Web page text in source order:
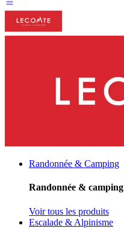
Randonnée & Camping
Randonnée & camping
Voir tous les produits
Escalade & Alpinisme